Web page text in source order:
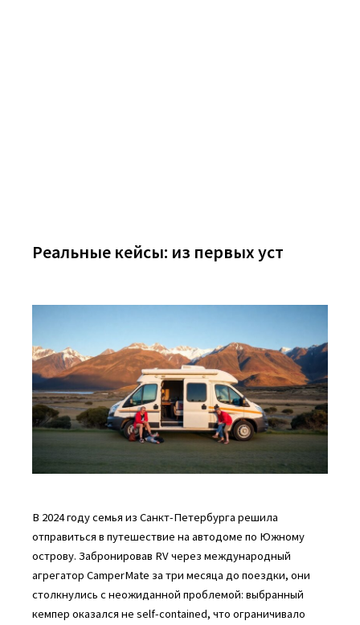
Реальные кейсы: из первых уст
В 2024 году семья из Санкт-Петербурга решила
отправиться в путешествие на автодоме по Южному
острову. Забронировав RV через международный
агрегатор CamperMate за три месяца до поездки, они
столкнулись с неожиданной проблемой: выбранный
кемпер оказался не self-contained, что ограничивало